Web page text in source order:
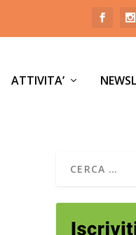
ATTIVITA’